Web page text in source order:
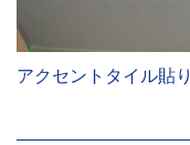
アクセントタイル貼り